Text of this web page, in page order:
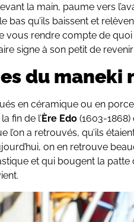
la main, paume vers
bas qu’ils baissent et
vous rendre compte de
signe à son petit de
du maneki
en céramique ou en
fin de l’Ère Edo (1603-1868)
l’on a retrouvés, qu’ils
on en retrouve
et qui bougent la